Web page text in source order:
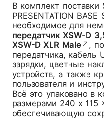
В комплект поставки
PRESENTATION BASE
необходимое для
передатчик XSW-D
XSW-D XLR Male↗ ,
передатчика, кабель
зарядки, цветные
устройств, а также
пользователя и
Всё это упаковано в
размерами 240 x
обеспечивающую